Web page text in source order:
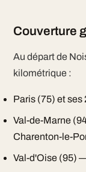
Couverture
Au départ de
kilométrique :
Paris (75) et
Val-de-Marne
Charenton-le-
Val-d'Oise (95)